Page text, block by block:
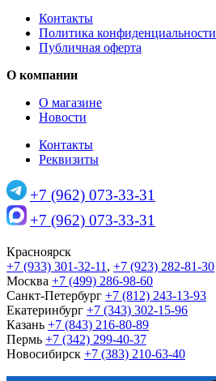
Контакты
Политика конфиденциальности
Публичная оферта
О компании
О магазине
Новости
Контакты
Реквизиты
+7 (962) 073-33-31
+7 (962) 073-33-31
Красноярск
+7 (933) 301-32-11 , +7 (923) 282-81-30
Москва +7 (499) 286-98-60
Санкт-Петербург +7 (812) 243-13-93
Екатеринбург +7 (343) 302-15-96
Казань +7 (843) 216-80-89
Пермь +7 (342) 299-40-37
Новосибирск +7 (383) 210-63-40